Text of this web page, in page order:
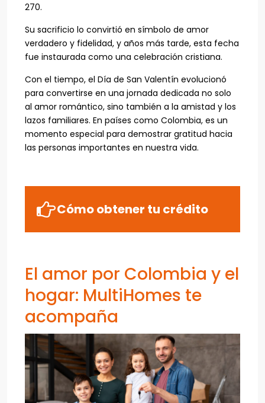
270.
Su sacrificio lo convirtió en símbolo de amor
verdadero y fidelidad, y años más tarde, esta fecha
fue instaurada como una celebración cristiana.
Con el tiempo, el Día de San Valentín evolucionó
para convertirse en una jornada dedicada no solo
al amor romántico, sino también a la amistad y los
lazos familiares. En países como Colombia, es un
momento especial para demostrar gratitud hacia
las personas importantes en nuestra vida.
Cómo obtener tu crédito
El amor por Colombia y el
hogar: MultiHomes te
acompaña